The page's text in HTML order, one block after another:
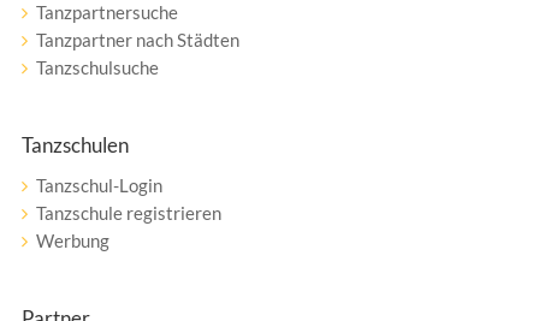
Tanzpartnersuche
Tanzpartner nach Städten
Tanzschulsuche
Tanzschulen
Tanzschul-Login
Tanzschule registrieren
Werbung